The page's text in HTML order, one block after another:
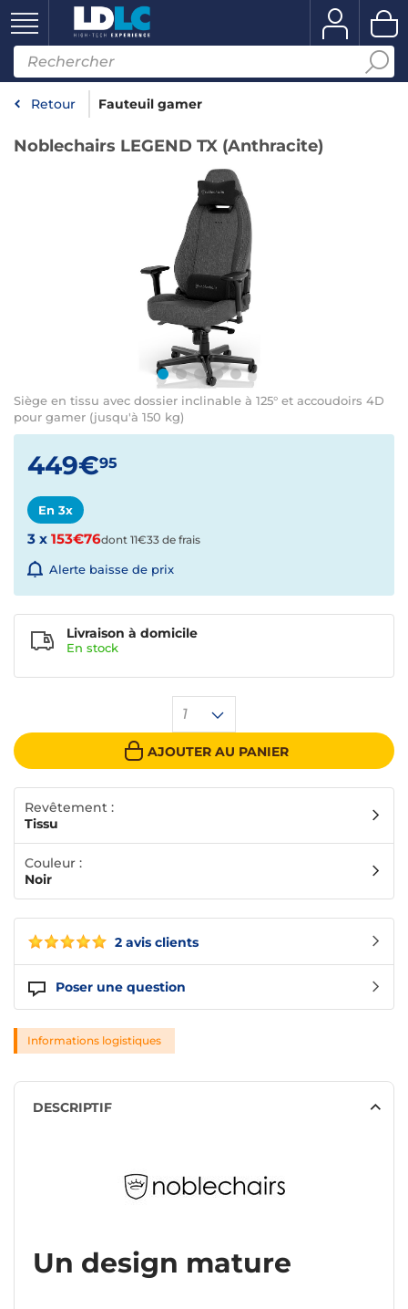
Retour Fauteuil gamer
Noblechairs LEGEND TX (Anthracite)
Siège en tissu avec dossier inclinable à 125° et accoudoirs 4D
pour gamer (jusqu'à 150 kg)
2 avis clients
Poser une question
449€95
En 3x
3 x 153€76dont 11€33 de frais
Alerte baisse de prix
1
AJOUTER AU PANIER
Livraison à domicile
En stock
Revêtement :
Tissu
Couleur :
Noir
Informations logistiques
DESCRIPTIF
Un design mature